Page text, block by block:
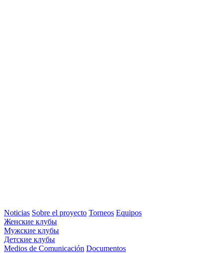
Noticias Sobre el proyecto Torneos Equipos
Женские клубы
Мужские клубы
Детские клубы
Medios de Comunicación Documentos